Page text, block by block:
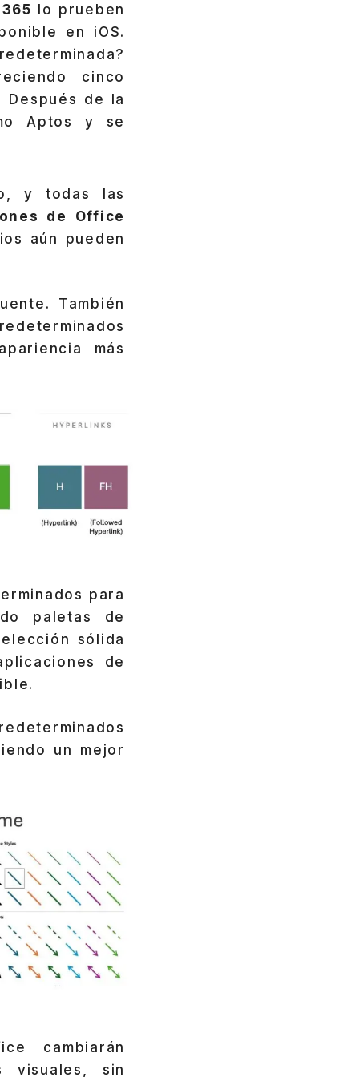
lo prueben
en iOS.
cinco
Después de la
Aptos y se
y todas las
de Office
aún pueden
También
más
para
paletas de
sólida
de
un mejor
cambiarán
visuales, sin